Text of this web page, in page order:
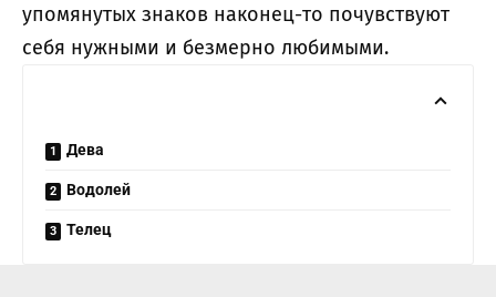
упомянутых знаков наконец-то почувствуют
себя нужными и безмерно любимыми.
Дева
Водолей
Телец